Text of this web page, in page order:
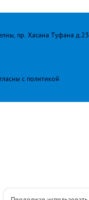
пр. Хасана Туфана д.23
с политикой